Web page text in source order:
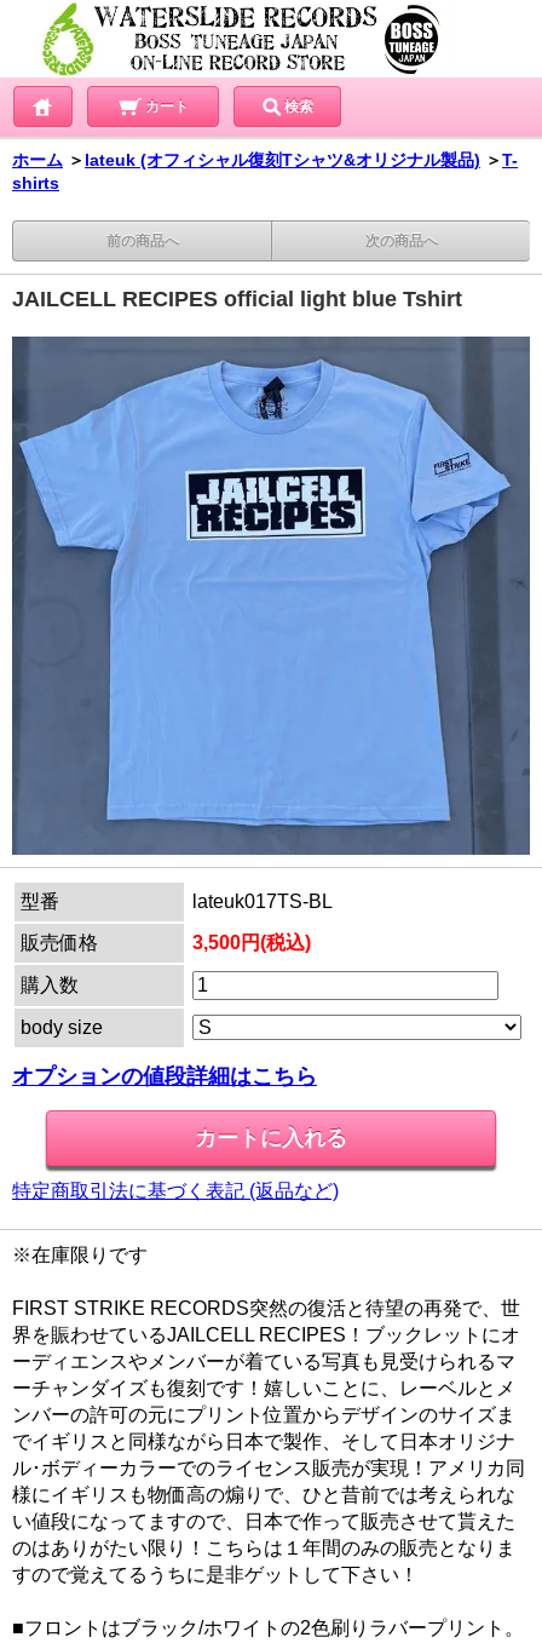
カート 検索
ホーム ＞ lateuk (オフィシャル復刻Tシャツ&オリジナル製品) ＞T-
shirts
前の商品へ 次の商品へ
JAILCELL RECIPES official light blue Tshirt
型番
lateuk017TS-BL
販売価格
3,500円(税込)
購入数
body size
オプションの値段詳細はこちら
特定商取引法に基づく表記 (返品など)
※在庫限りです
FIRST STRIKE RECORDS突然の復活と待望の再発で、世
界を賑わせているJAILCELL RECIPES！ブックレットにオ
ーディエンスやメンバーが着ている写真も見受けられるマ
ーチャンダイズも復刻です！嬉しいことに、レーベルとメ
ンバーの許可の元にプリント位置からデザインのサイズま
でイギリスと同様ながら日本で製作、そして日本オリジナ
ル･ボディーカラーでのライセンス販売が実現！アメリカ同
様にイギリスも物価高の煽りで、ひと昔前では考えられな
い値段になってますので、日本で作って販売させて貰えた
のはありがたい限り！こちらは１年間のみの販売となりま
すので覚えてるうちに是非ゲットして下さい！
■フロントはブラック/ホワイトの2色刷りラバープリント。